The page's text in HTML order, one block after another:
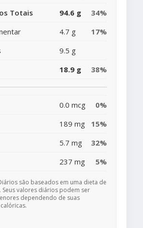
Totais
94.6 g
34%
4.7 g
17%
9.5 g
18.9 g 38%
0.0 mcg
0%
189 mg
15%
5.7 mg
32%
237 mg 5%
são baseados em uma dieta de
Seus valores diários podem ser
dependendo de suas